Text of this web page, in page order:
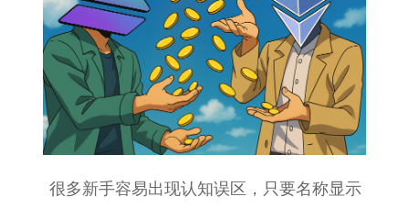
很多新手容易出现认知误区，只要名称显示